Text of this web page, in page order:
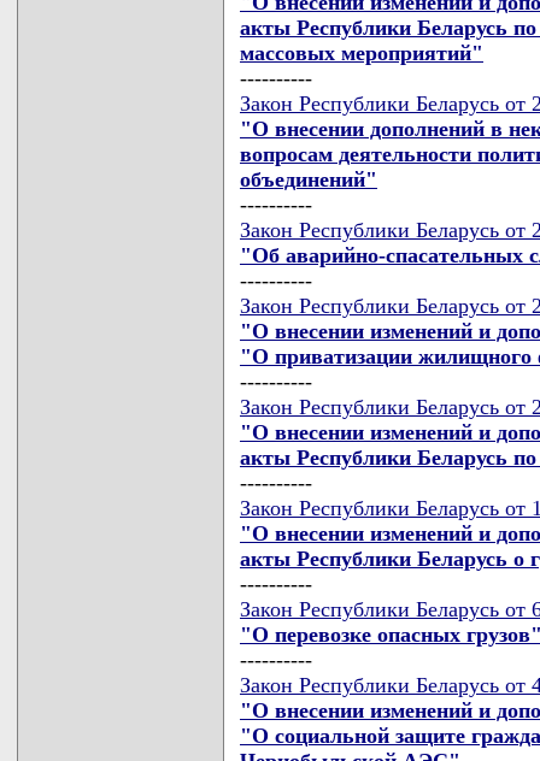
акты Республики Беларусь
массовых мероприятий"
----------
Закон Республики Беларусь
"О внесении дополнений в
вопросам деятельности
объединений"
----------
Закон Республики Беларусь
"Об аварийно-спасательных
----------
Закон Республики Беларусь
"О внесении изменений и
"О приватизации жилищного
----------
Закон Республики Беларусь
"О внесении изменений и
акты Республики Беларусь
----------
Закон Республики Беларусь
"О внесении изменений и
акты Республики Беларусь о
----------
Закон Республики Беларусь
"О перевозке опасных
----------
Закон Республики Беларусь
"О внесении изменений и
"О социальной защите